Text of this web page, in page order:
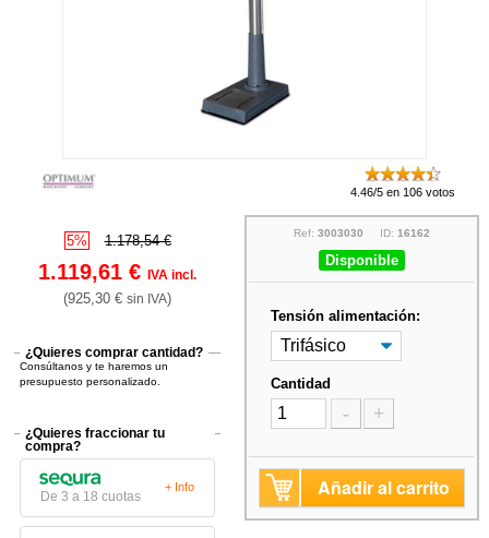
4.46/5 en 106 votos
5% 1.178,54 €
1.119,61 €IVA incl.
(925,30 €sin IVA)
¿Quieres comprar cantidad?
Consúltanos y te haremos un
presupuesto personalizado.
¿Quieres fraccionar tu
compra?
De 3 a 18 cuotas
+ Info
Ref: 3003030 ID: 16162
Disponible
Tensión alimentación:
Cantidad
- +
Añadir al carrito